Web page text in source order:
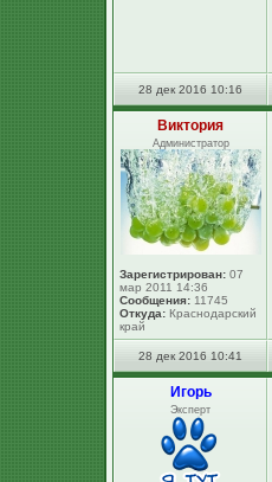
28 дек 2016 10:16
Виктория
Администратор
Зарегистрирован: 07
мар 2011 14:36
Сообщения: 11745
Откуда: Краснодарский
край
28 дек 2016 10:41
Игорь
Эксперт